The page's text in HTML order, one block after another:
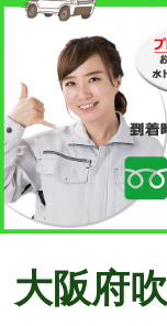
大阪府